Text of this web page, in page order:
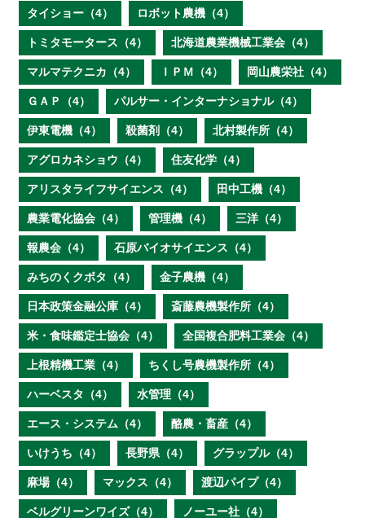
タイショー（4） ロボット農機（4）
トミタモータース（4） 北海道農業機械工業会（4）
マルマテクニカ（4） ＩＰＭ（4） 岡山農栄社（4）
ＧＡＰ（4） パルサー・インターナショナル（4）
伊東電機（4） 殺菌剤（4） 北村製作所（4）
アグロカネショウ（4） 住友化学（4）
アリスタライフサイエンス（4） 田中工機（4）
農業電化協会（4） 管理機（4） 三洋（4）
報農会（4） 石原バイオサイエンス（4）
みちのくクボタ（4） 金子農機（4）
日本政策金融公庫（4） 斎藤農機製作所（4）
米・食味鑑定士協会（4） 全国複合肥料工業会（4）
上根精機工業（4） ちくし号農機製作所（4）
ハーベスタ（4） 水管理（4）
エース・システム（4） 酪農・畜産（4）
いけうち（4） 長野県（4） グラップル（4）
麻場（4） マックス（4） 渡辺パイプ（4）
ベルグリーンワイズ（4） ノーユー社（4）